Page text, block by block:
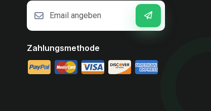
Zahlungsmethode